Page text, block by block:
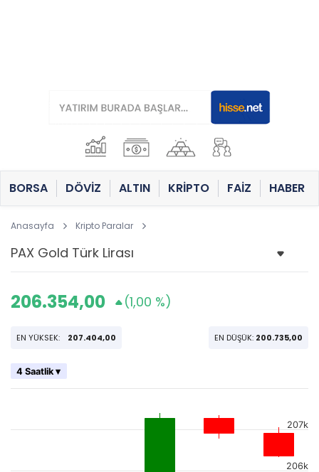
BORSA DÖVİZ ALTIN KRİPTO FAİZ HABER
Anasayfa Kripto Paralar
206.354,00 (1,00 %)
EN YÜKSEK: 207.404,00 EN DÜŞÜK: 200.735,00
4 Saatlik ▾
206k
207k